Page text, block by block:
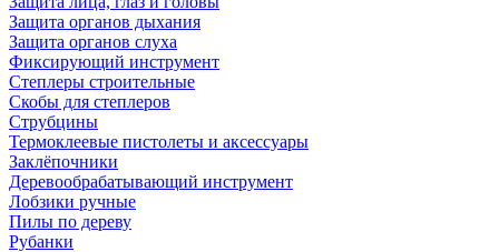
Защита органов дыхания
Защита органов слуха
Фиксирующий инструмент
Степлеры строительные
Скобы для степлеров
Струбцины
Термоклеевые пистолеты и аксессуары
Заклёпочники
Деревообрабатывающий инструмент
Лобзики ручные
Пилы по дереву
Рубанки